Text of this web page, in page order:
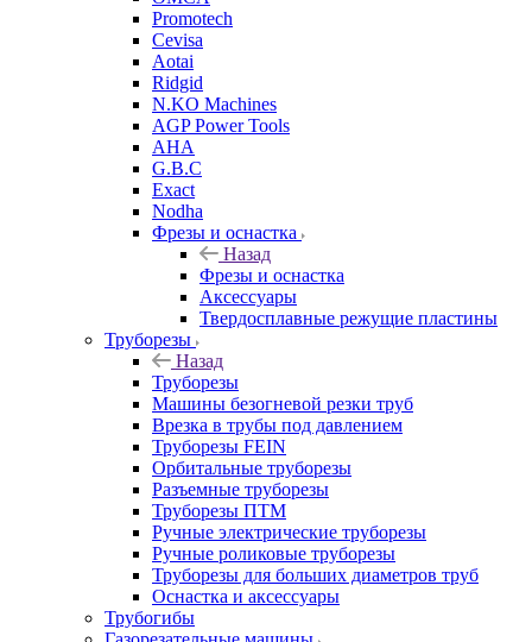
Promotech
Cevisa
Aotai
Ridgid
N.KO Machines
AGP Power Tools
AHA
G.B.C
Exact
Nodha
Фрезы и оснастка
Назад
Фрезы и оснастка
Аксессуары
Твердосплавные режущие пластины
Труборезы
Назад
Труборезы
Машины безогневой резки труб
Врезка в трубы под давлением
Труборезы FEIN
Орбитальные труборезы
Разъемные труборезы
Труборезы ПТМ
Ручные электрические труборезы
Ручные роликовые труборезы
Труборезы для больших диаметров труб
Оснастка и аксессуары
Трубогибы